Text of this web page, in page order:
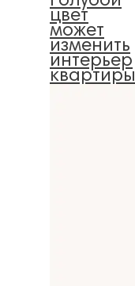
цвет
может
изменить
интерьер
квартиры